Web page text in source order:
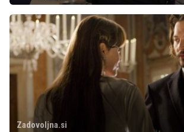
Zadovoljna.si